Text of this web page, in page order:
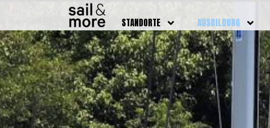
STANDORTE
DEUTSCHLAND
BADEN BADEN
BRUCHSAL
GRIESHEIM /
DARMSTADT
HAMBURG
HEIDELBERG
AUSBILDUNG
BOOTSFÜHRERSCHEINE
FUNKSCHEINE
SEENOTSIGNALMITTEL
WEITERBILDUNG
AUSBILDUNGSBOOTE
PREISE
KURSTERMINE